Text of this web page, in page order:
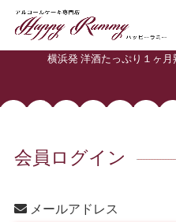
横浜発 洋酒たっぷり１ヶ
会員ログイン
メールアドレス